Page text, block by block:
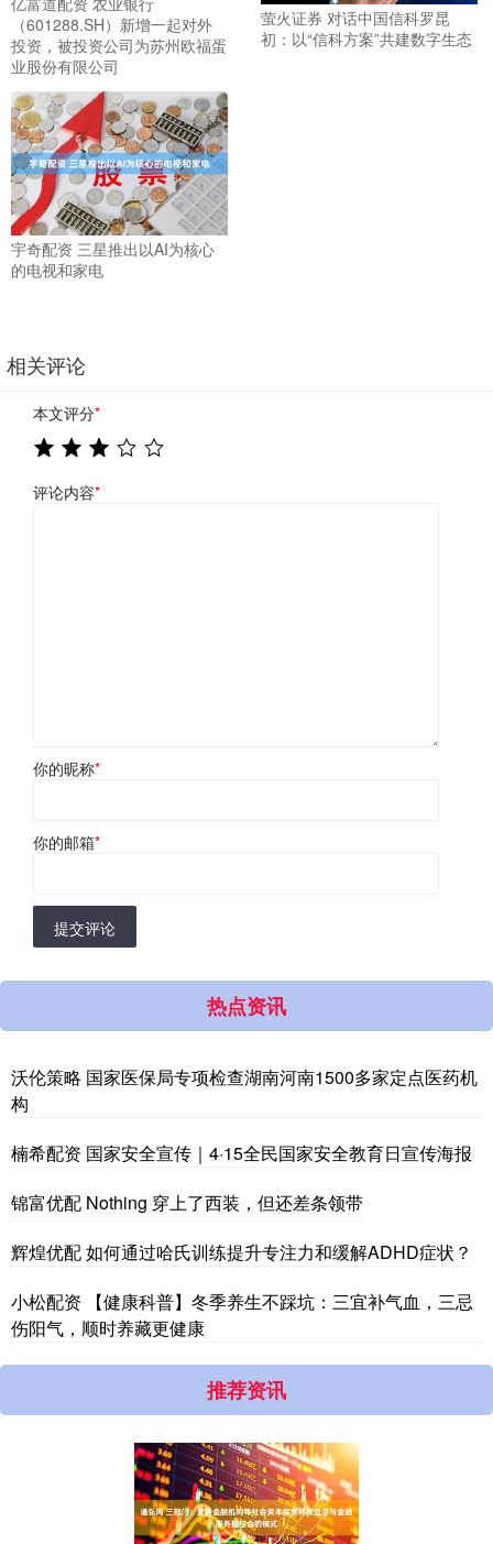
（601288.SH）新增一起对外
投资，被投资公司为苏州欧福蛋
业股份有限公司
萤火证券 对话中国信科罗昆
初：以“信科方案”共建数字生态
宇奇配资 三星推出以AI为核心
的电视和家电
相关评论
本文评分*
评论内容*
你的昵称*
你的邮箱*
提交评论
热点资讯
沃伦策略 国家医保局专项检查湖南河南1500多家定点医药机
构
楠希配资 国家安全宣传｜4·15全民国家安全教育日宣传海报
锦富优配 Nothing 穿上了西装，但还差条领带
辉煌优配 如何通过哈氏训练提升专注力和缓解ADHD症状？
小松配资 【健康科普】冬季养生不踩坑：三宜补气血，三忌
伤阳气，顺时养藏更健康
推荐资讯